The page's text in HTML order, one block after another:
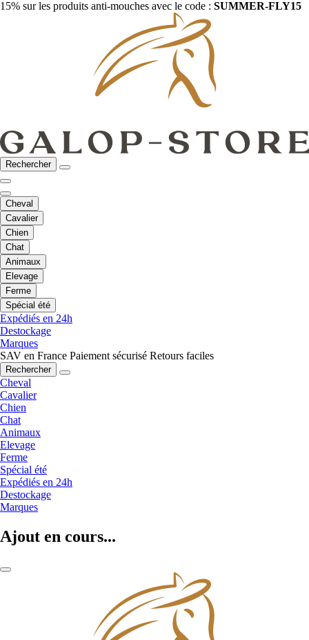
15% sur les produits anti-mouches avec le code : SUMMER-FLY15
Rechercher
Cheval
Cavalier
Chien
Chat
Animaux
Elevage
Ferme
Spécial été
Expédiés en 24h
Destockage
Marques
SAV en France Paiement sécurisé Retours faciles
Rechercher
Cheval
Cavalier
Chien
Chat
Animaux
Elevage
Ferme
Spécial été
Expédiés en 24h
Destockage
Marques
Ajout en cours...